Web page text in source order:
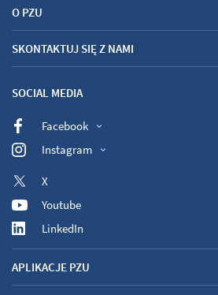
O PZU
SKONTAKTUJ SIĘ Z NAMI
SOCIAL MEDIA
Facebook
Instagram
X
Youtube
LinkedIn
APLIKACJE PZU